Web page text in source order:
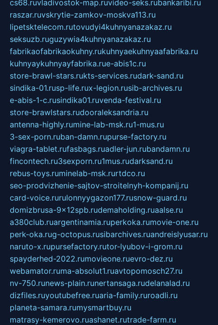
cs68.ruvladivostok-map.ruvideo-seks.rubankaribi.ru
raszar.ruvskrytie-zamkov-moskva113.ru
lipetsktelecom.rutovudyi4kuhnyanazakaz.ru
seksuzb.ruguzywia4kuhnyanazakaz.ru
fabrikaofabrikaokuhny.rukuhnyaekuhnyaafabrika.ru
kuhnyaykuhnyayfabrika.rue-abis1c.ru
store-brawl-stars.rukts-services.rudark-sand.ru
sindika-01.rusp-life.rux-legion.rusib-archives.ru
e-abis-1-c.rusindika01.ruvenda-festival.ru
store-brawlstars.rudooraleksandria.ru
antenna-highly.rumine-lab-msk.ru1-mus.ru
3-sex-porn.ruban-damn.rupurse-factory.ru
viagra-tablet.rufasbags.ruadler-jun.rubandamn.ru
fincontech.ru3sexporn.ru1mus.rudarksand.ru
rebus-toys.ruminelab-msk.rurtdco.ru
seo-prodvizhenie-sajtov-stroitelnyh-kompanij.ru
card-voice.rurulonnyygazon177.rusnow-guard.ru
domizbrusa-9x12spb.rudemaholding.ruaalse.ru
a380club.ruargentinamia.ruperkoka.rumovie-one.ru
perk-oka.rug-octopus.rusibarchives.ruandreislyusar.ru
naruto-x.rupursefactory.rutor-lyubov-i-grom.ru
spayderhed-2022.rumovieone.ruevro-dez.ru
webamator.ruma-absolut1.ruavtopomosch27.ru
nv-750.runews-plain.runertansaga.rudelanalad.ru
dizfiles.ruyoutubefree.ruaria-family.ruroadli.ru
planeta-samara.rumysmartbuy.ru
matrasy-kemerovo.ruashanet.rutrade-farm.ru